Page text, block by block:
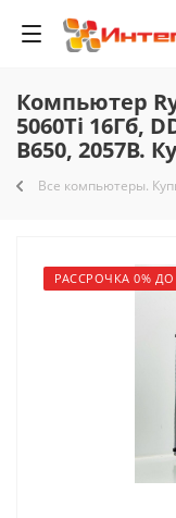
Компьютер
5060Ti 16Гб,
B650, 2057B.
Все компьютеры.
РАССРОЧКА 0%